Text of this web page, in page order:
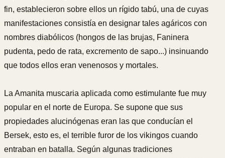
fin, establecieron sobre ellos un rígido tabú, una de cuyas
manifestaciones consistía en designar tales agáricos con
nombres diabólicos (hongos de las brujas, Faninera
pudenta, pedo de rata, excremento de sapo...) insinuando
que todos ellos eran venenosos y mortales.
La Amanita muscaria aplicada como estimulante fue muy
popular en el norte de Europa. Se supone que sus
propiedades alucinógenas eran las que conducían el
Bersek, esto es, el terrible furor de los vikingos cuando
entraban en batalla. Según algunas tradiciones